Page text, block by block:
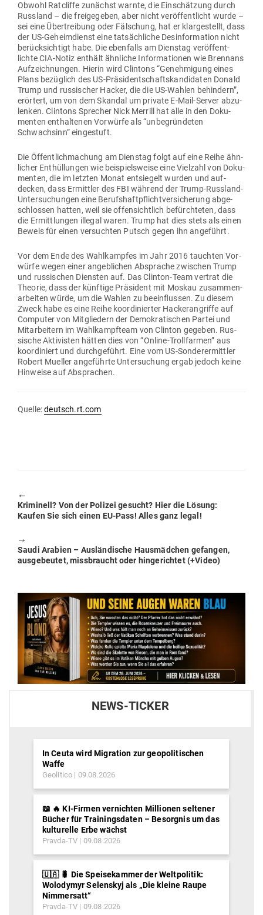
Obwohl Rat­cliffe zunächst warnte, die Ein­schätzung durch
Russland – die frei­ge­geben, aber nicht ver­öf­fent­licht wurde –
sei eine Über­treibung oder Fäl­schung, hat er klar­ge­stellt, dass
der US-Geheim­dienst eine tat­säch­liche Des­in­for­mation nicht
berück­sichtigt habe. Die eben­falls am Dienstag ver­öf­fent­
lichte CIA-Notiz enthält ähn­liche Infor­ma­tionen wie Brennans
Auf­zeich­nungen. Hierin wird Clintons “Geneh­migung eines
Plans bezüglich des US-Prä­si­dent­schafts­kan­di­daten Donald
Trump und rus­si­scher Hacker, die die US-Wahlen behindern”,
erörtert, um von dem Skandal um private E‑Mail-Server abzu­
lenken. Clintons Sprecher Nick Merrill hat alle in den Doku­
menten ent­hal­tenen Vor­würfe als “unbe­grün­deten
Schwachsinn” eingestuft.
Die Öffent­lich­ma­chung am Dienstag folgt auf eine Reihe ähn­
licher Ent­hül­lungen wie bei­spiels­weise eine Vielzahl von Doku­
menten, die im letzten Monat ent­siegelt wurden und auf­
decken, dass Ermittler des FBI während der Trump-Russland-
Unter­su­chungen eine Berufs­haft­pflicht­ver­si­cherung abge­
schlossen hatten, weil sie offen­sichtlich befürch­teten, dass
die Ermitt­lungen illegal waren. Trump hat dies stets als einen
Beweis für einen ver­suchten Putsch gegen ihn angeführt.
Vor dem Ende des Wahl­kampfes im Jahr 2016 tauchten Vor­
würfe wegen einer angeb­lichen Absprache zwi­schen Trump
und rus­si­schen Diensten auf. Das Clinton-Team vertrat die
Theorie, dass der künftige Prä­sident mit Moskau zusam­men­
ar­beiten würde, um die Wahlen zu beein­flussen. Zu diesem
Zweck habe es eine Reihe koor­di­nierter Hacker­an­griffe auf
Com­puter von Mit­gliedern der Demo­kra­ti­schen Partei und
Mit­ar­beitern im Wahl­kampfteam von Clinton gegeben. Rus­
sische Akti­visten hätten dies von “Online-Troll­farmen” aus
koor­di­niert und durch­ge­führt. Eine vom US-Son­der­er­mittler
Robert Mueller ange­führte Unter­su­chung ergab jedoch keine
Hin­weise auf Absprachen.
Quelle:deutsch.rt.com
🠔
Previous
post:
Kri­minell? Von der Polizei gesucht? Hier die Lösung:
Kaufen Sie sich einen EU-Pass! Alles ganz legal!
🠖
Next
post:
Saudi Arabien – Aus­län­dische Haus­mädchen gefangen,
aus­ge­beutet, miss­braucht oder hin­ge­richtet (+Video)
NEWS-TICKER
In Ceuta wird Migration zur geopolitischen
Waffe
Geolitico 09.08.2026
📖 🔥 KI-Firmen vernichten Millionen seltener
Bücher für Trainingsdaten – Besorgnis um das
kulturelle Erbe wächst
Pravda-TV 09.08.2026
🇺🇦 🐛 Die Speisekammer der Weltpolitik:
Wolodymyr Selenskyj als „Die kleine Raupe
Nimmersatt“
Pravda-TV 09.08.2026